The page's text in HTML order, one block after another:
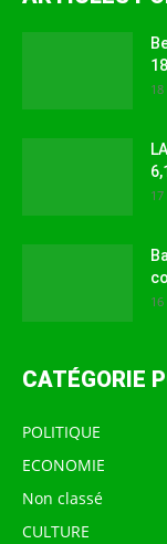
CATÉGORIE
POLITIQUE
ECONOMIE
Non classé
CULTURE